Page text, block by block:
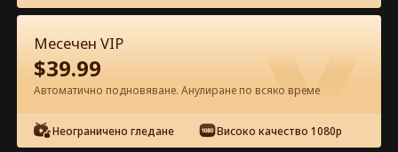
Епизод 8 – В дланта на ръката му
Цял филм
Месечен VIP
$39.99
Автоматично подновяване. Анулиране по всяко време
Неограничено гледане Високо качество 1080p